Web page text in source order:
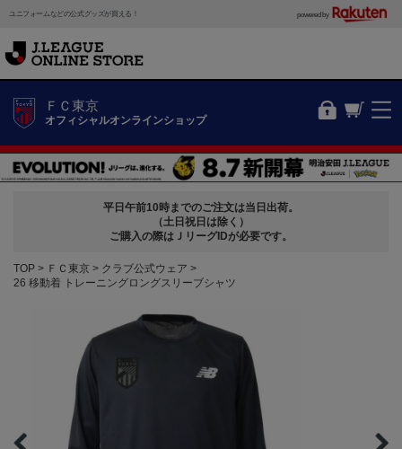
ユニフォームなどの公式グッズが買える！ powered by
ＦＣ東京
オフィシャルオンラインショップ
平日午前10時までのご注文は当日出荷。
（土日祝日は除く）
ご購入の際はＪリーグIDが必要です。
TOP ＦＣ東京
クラブ公式ウェア
26 移動着 トレーニングロングスリーブシャツ